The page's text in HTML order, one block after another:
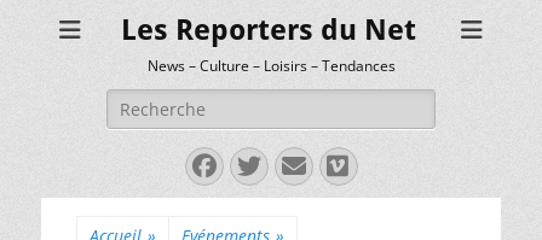
Les Reporters du Net
News – Culture – Loisirs – Tendances
Rechercher :
Facebook
Twitter
E-
mail
Vimeo